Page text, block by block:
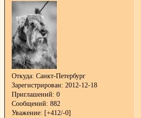
Откуда: Санкт-Петербург
Зарегистрирован: 2012-12-18
Приглашений: 0
Сообщений: 882
Уважение: [+412/-0]